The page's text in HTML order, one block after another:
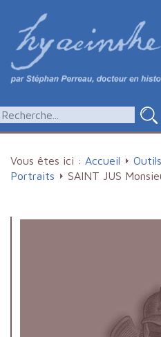
Vous êtes ici : Accueil Outils
Portraits
SAINT JUS